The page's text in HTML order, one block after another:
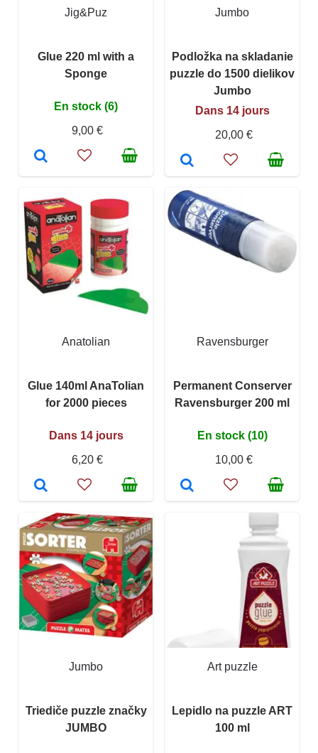
Jig&Puz
Glue 220 ml with a
Sponge
En stock (6)
9,00 €
Jumbo
Podložka na skladanie
puzzle do 1500 dielikov
Jumbo
Dans 14 jours
20,00 €
Anatolian
Glue 140ml AnaTolian
for 2000 pieces
Dans 14 jours
6,20 €
Ravensburger
Permanent Conserver
Ravensburger 200 ml
En stock (10)
10,00 €
Jumbo
Triediče puzzle značky
JUMBO
Art puzzle
Lepidlo na puzzle ART
100 ml